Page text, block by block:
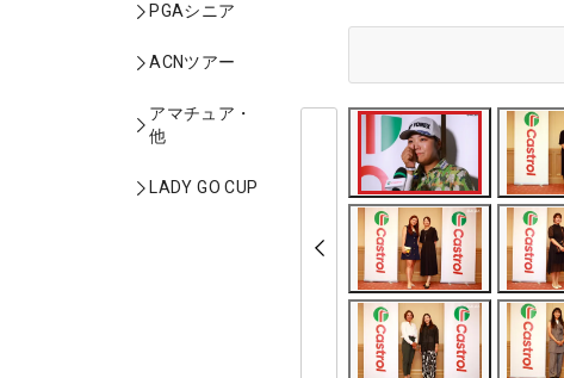
PGAシニア
ACNツアー
アマチュア・
他
LADY GO CUP